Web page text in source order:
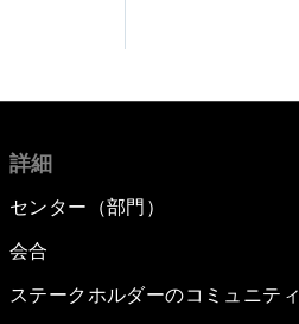
詳細
センター（部門）
会合
ステークホルダーのコミュニティ